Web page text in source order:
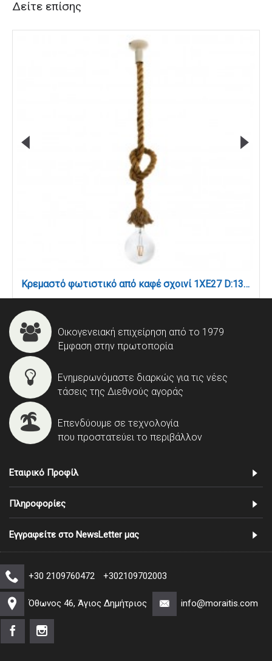
Δείτε επίσης
Κρεμαστό φωτιστικό από καφέ σχοινί 1XE27 D:130cm (4381-1-WH)
Οικογενειακή επιχείρηση από το 1979
Έμφαση στην πρωτοπορία
Ενημερωνόμαστε διαρκώς για τις νέες
τάσεις της Διεθνούς αγοράς
Επενδύουμε σε τεχνολογία
που προστατεύει το περιβάλλον
Εταιρικό Προφίλ
Πληροφορίες
Εγγραφείτε στο NewsLetter μας
+30 2109760472 +302109702003
Όθωνος 46, Άγιος Δημήτριος info@moraitis.com